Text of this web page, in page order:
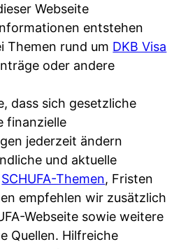
Webseite
entstehen
Themen rund um DKB Visa
oder andere
dass sich gesetzliche
finanzielle
jederzeit ändern
und aktuelle
SCHUFA-Themen, Fristen
empfehlen wir zusätzlich
Webseite sowie weitere
Quellen. Hilfreiche